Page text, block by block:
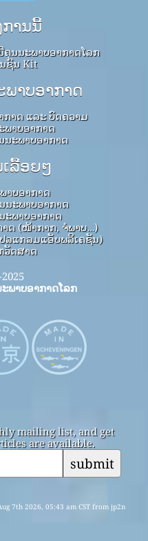
ານນີ້
ນນະພາບອາກາດໂລກ
ຊົນ Kit
າບອາກາດ
ກາດ ແລະ ບົດຄວາມ
ພາບອາກາດ
ນະພາບອາກາດ
ລື້ອຍໆ
າບອາກາດ
ນະພາບອາກາດ
ະພາບອາກາດ
ດ (ໜ້າກາກ, ຈໍພາບ…)
ລແກລມແອັບພລິເຄຊັນ)
ວັດສາດ
ພາບອາກາດໂລກ
mailing list, and get
are available.
submit
7th 2026, 05:43 am CST from jp2n